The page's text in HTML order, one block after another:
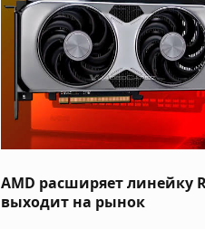
AMD расширяет линейку
выходит на рынок